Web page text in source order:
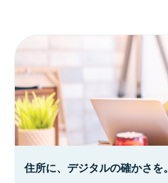
住所に、デジタルの確かさを。